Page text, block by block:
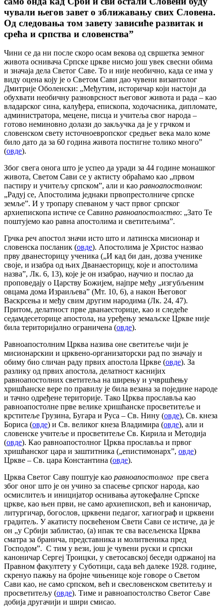
чували његов завет о зближавању свих Словена.
Од следовања том завету зависиће развитак и
срећа и српства и словенства”
Чини се да ни после скоро осам векова од свршетка земног
живота оснивача Српске цркве нисмо још увек свесни обима
и значаја дела Светог Саве. То и није необично, када се има у
виду оцена коју је о Светом Сави дао чувени византолог
Дмитрије Оболенски: „Међутим, историчар који настоји да
обухвати необичну разноврсност његовог живота и рада – као
владарског сина, калуђера, епископа, ходочасника, дипломате,
администратора, мецене, писца и учитеља свог народа –
готово неминовно долази до закључка да је у грчком и
словенском свету источноевропског средњег века мало коме
било дато да за 60 година живота постигне толико много”
(овде).
Због свега онога што је успео да уради за 44 године монашког
живота, Светом Сави се у актисту обраћамо као „првом
пастиру и учитељу српском”, али и као равноапостолном:
„Радуј се, Апостолима једнаки првопрестолниче српске
земље”. И у тропару спеваном у част првог српског
архиепископа истиче се Савино равноапостолство: „Зато Те
поштујемо као равна апостолима и светитељима”.
Грчка реч апостол значи исто што и латинска мисионар и
словенска посланик (овде). Апостолима је Христос назвао
прву дванесторицу ученика („И кад би дан, дозва ученике
своје, и изабра од њих Дванаесторицу, које и апостолима
назва”, Лк. 6, 13), које је он изабрао, научио и послао да
проповедају о Царству Божијем, најпре међу „изгубљеним
овцама дома Израиљева” (Мт. 10, 6), а након Његовог
Васкрсења и међу свим другим народима (Лк. 24, 47).
Притом, делатност прве дванаесторице, као и следеће
седамдесеторице апостола, на уређењу земаљске Цркве није
била територијално ограничена (овде).
Равноапостолним Црква назива оне светитеље чији је
мисионарскии и црквено-организаторски рад по значају и
обиму био сличан раду првих апостола Цркве (овде). За
разлику од првих апостола, делатност каснијих
равноапостолних светитеља на ширењу и учвршћењу
хришћанске вере по правилу је била везана за поједине народе
и тачно одређене територије. Тако Црква прославља као
равноапостолне прве велике хришћанске просветитеље и
крститеље Грузина, Бугара и Руса – Св. Нину (овде), Св. кнеза
Бориса (овде) и Св. великог кнеза Владимира (овде), али и
словенске учитеље и просветитеље Св. Кирила и Методија
(овде). Као равноапостолног Црква прославља и првог
хришћанског цара и заштитника („епистимонарх”, овде)
Цркве – Св. цара Константина (овде).
Црква Светог Саву поштује као равноапостолног пре свега
због оног што је он учино за спасење српског народа, као
осмислитељ и иницијатор оснивања аутокефалне Српске
цркве, као њен први, не само архиепископ, већ и каноничар,
литургичар, богослов, црквени педагог, хагиограф и црквени
градитељ. У акатисту посвећеном Свети Сави се истиче, да је
он „у Србији заблистао, (а) ипак те сва васељенска Црква
сматра за бранича, представника и молитвеника пред
Господом”. С тим у вези, још је чувени руски и српски
каноничар Сергеј Троицки, у светосавској беседи одржаној на
Правном факултету у Суботици, сада већ далеке 1928. године,
скренуо пажњу на бројне чињенице које говоре о Светом
Сави као, не само српском, већ и свесловенском светитељу и
просветитељу (овде). Тиме и равноапостолство Светог Саве
добија другачији и шири смисао.